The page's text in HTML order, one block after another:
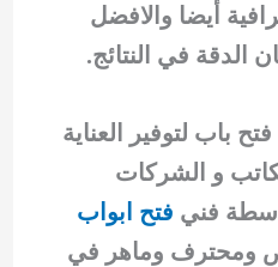
أيضا والافضل
الدقة في النتائج.
باب لتوفير العناية
و الشركات
فني فتح ابواب
ومحترف وماهر في